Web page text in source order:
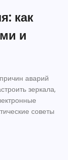
как
и
аварий
зеркала,
советы